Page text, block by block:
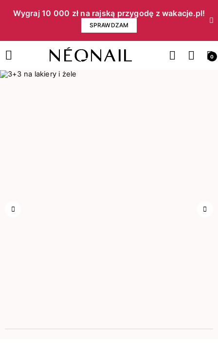
Wygraj 10 000 zł na rajską przygodę z wakacje.pl!​
SPRAWDZAM
0